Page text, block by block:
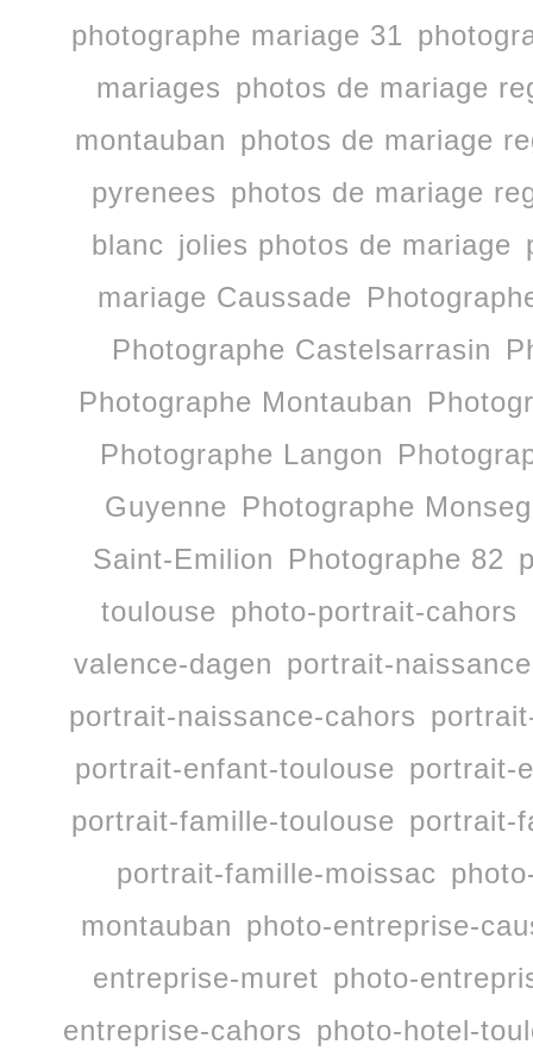
photographe mariage 31
mariages photos de mariage
montauban photos de mariage
pyrenees photos de mariage
blanc jolies photos de mariage
mariage Caussade
Photographe Castelsarrasin
Photographe Montauban
Photographe Langon
Guyenne Photographe
Saint-Emilion Photographe 82
toulouse photo-portrait-cahors
valence-dagen portrait-
portrait-naissance-cahors
portrait-enfant-toulouse portrait-
portrait-famille-toulouse portrait-
portrait-famille-moissac
montauban photo-entreprise-
entreprise-muret photo-
entreprise-cahors photo-hotel-